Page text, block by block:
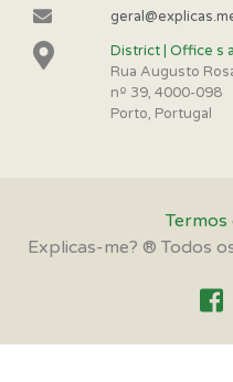
District | Office s
Rua Augusto
nº 39, 4000-098
Porto, Portugal
Termos
Explicas-me? ® Todos